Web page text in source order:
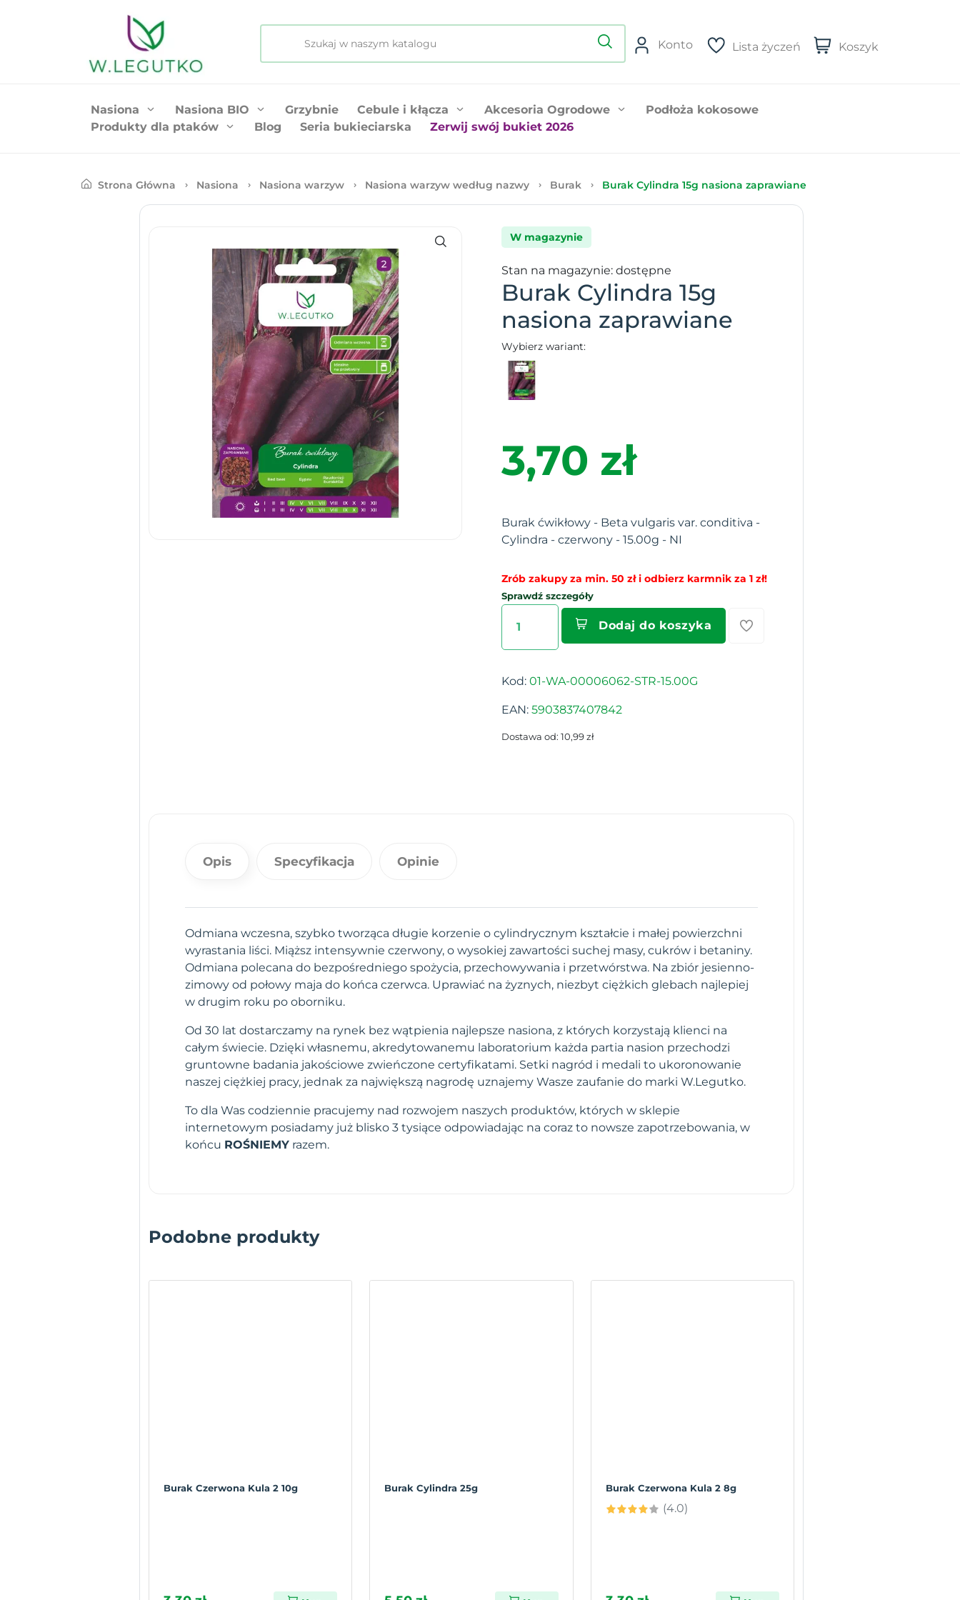
Konto Lista życzeń Koszyk
Nasiona Nasiona BIO Grzybnie Cebule i kłącza Akcesoria Ogrodowe
Podłoża kokosowe
Produkty dla ptaków
Blog Seria bukieciarska Zerwij swój bukiet 2026
Strona Główna Nasiona Nasiona warzyw Nasiona warzyw według nazwy Burak Burak Cylindra 15g nasiona zaprawiane
W magazynie
Stan na magazynie: dostępne
Burak Cylindra 15g
nasiona zaprawiane
Wybierz wariant:
3,70 zł
Burak ćwikłowy - Beta vulgaris var. conditiva -
Cylindra - czerwony - 15.00g - NI
Zrób zakupy za min. 50 zł i odbierz karmnik za 1 zł!
Sprawdź szczegóły
Dodaj do koszyka
Kod: 01-WA-00006062-STR-15.00G
EAN: 5903837407842
Dostawa od: 10,99 zł
Opis Specyfikacja Opinie
Odmiana wczesna, szybko tworząca długie korzenie o cylindrycznym kształcie i małej powierzchni
wyrastania liści. Miąższ intensywnie czerwony, o wysokiej zawartości suchej masy, cukrów i betaniny.
Odmiana polecana do bezpośredniego spożycia, przechowywania i przetwórstwa. Na zbiór jesienno-
zimowy od połowy maja do końca czerwca. Uprawiać na żyznych, niezbyt ciężkich glebach najlepiej
w drugim roku po oborniku.
Od 30 lat dostarczamy na rynek bez wątpienia najlepsze nasiona, z których korzystają klienci na
całym świecie. Dzięki własnemu, akredytowanemu laboratorium każda partia nasion przechodzi
gruntowne badania jakościowe zwieńczone certyfikatami. Setki nagród i medali to ukoronowanie
naszej ciężkiej pracy, jednak za największą nagrodę uznajemy Wasze zaufanie do marki W.Legutko.
To dla Was codziennie pracujemy nad rozwojem naszych produktów, których w sklepie
internetowym posiadamy już blisko 3 tysiące odpowiadając na coraz to nowsze zapotrzebowania, w
końcu ROŚNIEMY razem.
Podobne produkty
Burak Czerwona Kula 2 10g Burak Cylindra 25g Burak Czerwona Kula 2 8g
(4.0)